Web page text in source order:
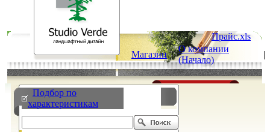
Магазин |
О компании
(Начало)
|
Прайс.xls
Подбор по
характеристикам